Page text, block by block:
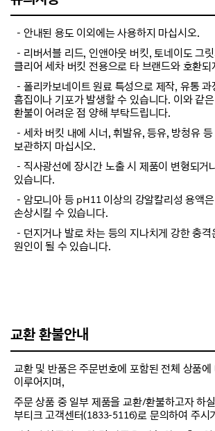
－안내된 용도 이외에는 사용하지 마십시오.
－리버서블 리드, 인앤아웃 버킷, 토네이도 그
클리어 세차 버킷 전용으로 타 브랜드와 호환
－폴리카보네이트 원료 특성으로 제작, 유통
흠집이나 기포가 발생할 수 있습니다. 이와 같
환불이 어려운 점 양해 부탁드립니다.
－세차 버킷 내에 시너, 휘발유, 등유, 방청유
보관하지 마십시오.
－직사광선에 장시간 노출 시 제품이 변형되거
있습니다.
－암모니아 등 pH11 이상의 강알칼리성 용액
손상시킬 수 있습니다.
－던지거나 발로 차는 등의 지나치게 강한 충격
원인이 될 수 있습니다.
교환 환불안내
교환 및 반품은 주문번호에 포함된 전체 상품에
이루어지며,
주문 상품 중 일부 제품을 교환/환불하고자 하
부티크 고객센터(1833-5116)로 문의하여 주시